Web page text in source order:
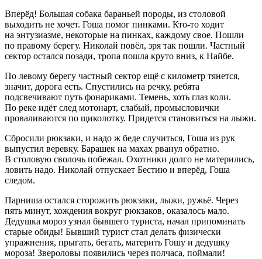
Вперёд! Большая собака бараньей породы, из столовой
выходить не хочет. Гоша помог пинками. Кто-то ходит
на энтузиазме, некоторые на пинках, каждому свое. Пошли
по правому берегу. Николай повёл, зря так пошли. Частный
сектор остался позади, тропа пошла круто вниз, к Найбе.
По левому берегу частный сектор ещё с километр тянется,
значит, дорога есть. Спустились на речку, ребята
подсвечивают путь фонариками. Темень, хоть глаз коли.
По реке идёт след мотонарт, слабый, промысловички
проваливаются по щиколотку. Придется становиться на лыжи.
Сбросили рюкзаки, и надо ж беде случиться, Гоша из рук
выпустил веревку. Барашек на махах рванул обратно.
В столовую сволочь побежал. Охотники долго не матерились,
ловить надо. Николай отпускает Бестию и вперёд, Гоша
следом.
Парниша остался сторожить рюкзаки, лыжи, ружьё. Через
пять минут, хождения вокруг рюкзаков, оказалось мало.
Дедушка мороз узнал бывшего туриста, начал припоминать
старые обиды! Бывший турист стал делать физически
упражнения, прыгать, бегать, материть Гошу и дедушку
мороза! Звероловы появились через полчаса, поймали!